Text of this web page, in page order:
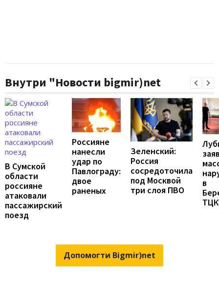
Внутри "Новости bigmir)net
В Сумской
области
россияне
атаковали
пассажирский
поезд
Россияне
нанесли
удар по
Павлограду:
двое
раненых
Зеленский:
Россия
сосредоточила
под Москвой
три слоя ПВО
в
ТЦК
Допомогти Bigmir)net